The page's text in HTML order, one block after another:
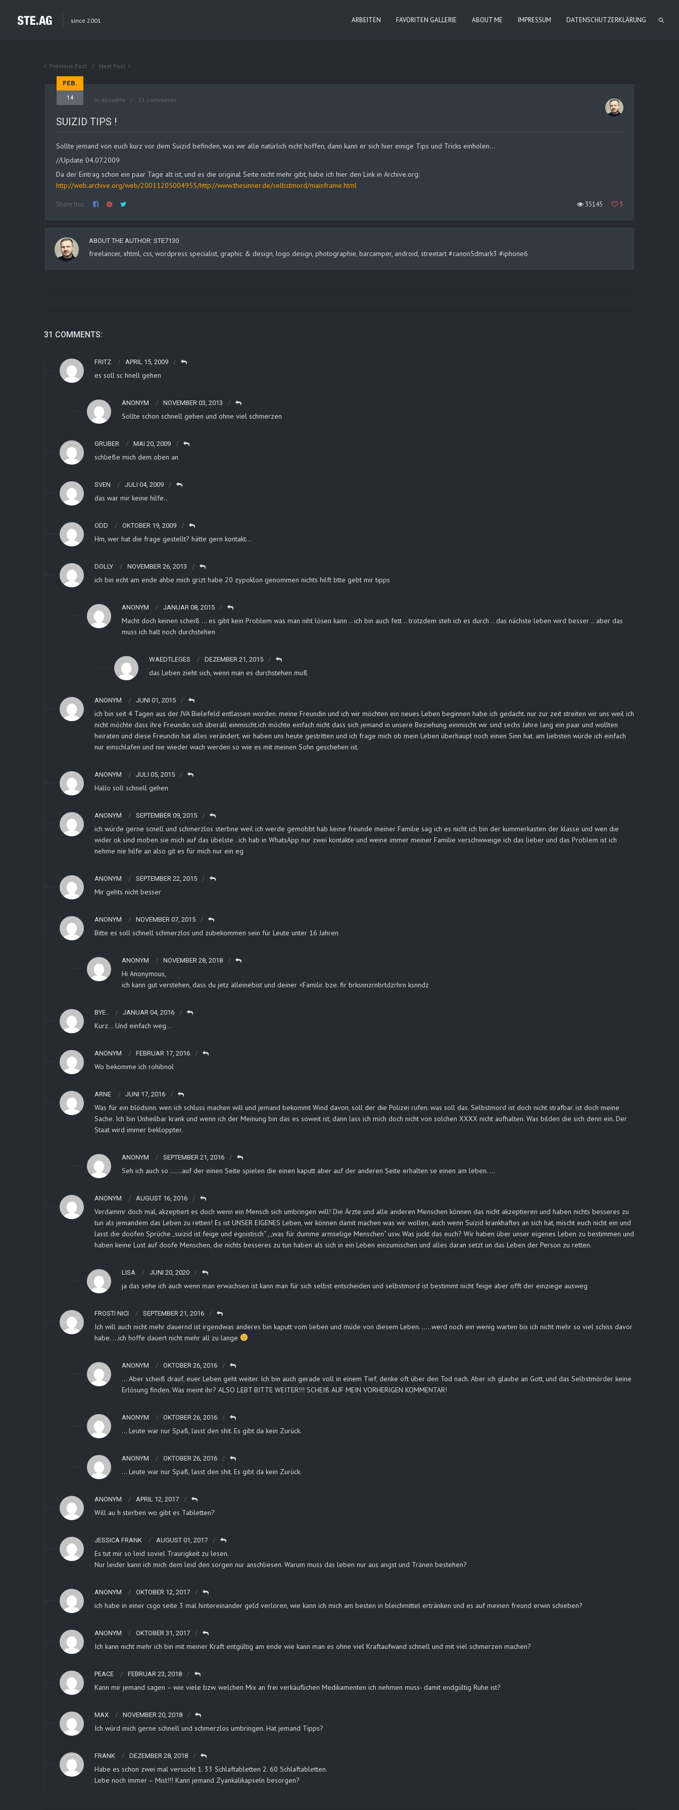
since 2001 ARBEITEN FAVORITEN GALLERIE ABOUT ME IMPRESSUM DATENSCHUTZERKLÄRUNG
Previous Post Next Post
FEB.
14 in AboutMe 31 comments
SUIZID TIPS !
Sollte jemand von euch kurz vor dem Suizid befinden, was wir alle natürlich nicht hoffen, dann kann er sich hier einige Tips und Tricks einholen…
//Update 04.07.2009
Da der Eintrag schon ein paar Tage alt ist, und es die original Seite nicht mehr gibt, habe ich hier den Link in Archive.org:
http://web.archive.org/web/20011205004955/http://www.thesinner.de/selbstmord/mainframe.html
Share this: 35145 3
ABOUT THE AUTHOR: STE7130
freelancer, xhtml, css, wordpress specialist, graphic & design, logo design, photographie, barcamper, android, streetart #canon5dmark3 #iphone6
31 COMMENTS:
FRITZ APRIL 15, 2009
es soll sc hnell gehen
ANONYM NOVEMBER 03, 2013
Sollte schon schnell gehen und ohne viel schmerzen
GRUBER MAI 20, 2009
schließe mich dem oben an
SVEN JULI 04, 2009
das war mir keine hilfe..
ODD OKTOBER 19, 2009
Hm, wer hat die frage gestellt? hätte gern kontakt…
DOLLY NOVEMBER 26, 2013
ich bin echt am ende ahbe mich grizt habe 20 zypoklon genommen nichts hilft btte gebt mir tipps
ANONYM JANUAR 08, 2015
Macht doch keinen scheiß … es gibt kein Problem was man niht lösen kann .. ich bin auch fett .. trotzdem steh ich es durch .. das nächste leben wird besser .. aber das
muss ich halt noch durchstehen
WAEDTLEGES DEZEMBER 21, 2015
das Leben zieht sich, wenn man es durchstehen muß
ANONYM JUNI 01, 2015
ich bin seit 4 Tagen aus der JVA Bielefeld entlassen worden. meine Freundin und ich wir möchten ein neues Leben beginnen habe ich gedacht. nur zur zeit streiten wir uns weil ich
nicht möchte dass ihre Freundin sich überall einmischt.ich möchte einfach nicht dass sich jemand in unsere Beziehung einmischt wir sind sechs Jahre lang ein paar und wollten
heiraten und diese Freundin hat alles verändert. wir haben uns heute gestritten und ich frage mich ob mein Leben überhaupt noch einen Sinn hat. am liebsten würde ich einfach
nur einschlafen und nie wieder wach werden so wie es mit meinen Sohn geschehen ist.
ANONYM JULI 05, 2015
Hallo soll schnell gehen
ANONYM SEPTEMBER 09, 2015
ich würde gerne scnell und schmerzlos sterbne weil ich werde gemobbt hab keine freunde meiner Familie sag ich es nicht ich bin der kummerkasten der klasse und wen die
wider ok sind moben sie mich auf das übelste . ich hab in WhatsApp nur zwei kontakte und weine immer meiner Familie verschwweige ich das lieber und das Problem ist ich
nehme nie hilfe an also git es für mich nur ein eg
ANONYM SEPTEMBER 22, 2015
Mir gehts nicht besser
ANONYM NOVEMBER 07, 2015
Bitte es soll schnell schmerzlos und zubekommen sein für Leute unter 16 Jahren
ANONYM NOVEMBER 28, 2018
Hi Anonymous,
ich kann gut verstehen, dass du jetz alleinebist und deiner <Familir. bze. fir brksnnzrnbrtdzrhrn ksnndz
BYE.. JANUAR 04, 2016
Kurz… Und einfach weg…
ANONYM FEBRUAR 17, 2016
Wo bekomme ich rohibnol
ARNE JUNI 17, 2016
Was für ein blödsinn. wen ich schluss machen will und jemand bekommt Wind davon, soll der die Polizei rufen. was soll das. Selbstmord ist doch nicht strafbar. ist doch meine
Sache. Ich bin Unheilbar krank und wenn ich der Meinung bin das es soweit ist, dann lass ich mich doch nicht von solchen XXXX nicht aufhalten. Was bilden die sich denn ein. Der
Staat wird immer bekloppter.
ANONYM SEPTEMBER 21, 2016
Seh ich auch so ……auf der einen Seite spielen die einen kaputt aber auf der anderen Seite erhalten se einen am leben. …
ANONYM AUGUST 16, 2016
Verdammr doch mal, akzeptiert es doch wenn ein Mensch sich umbringen will! Die Ärzte und alle anderen Menschen können das nicht akzeptieren und haben nichts besseres zu
tun als jemandem das Leben zu retten! Es ist UNSER EIGENES Leben, wir können damit machen was wir wollen, auch wenn Suizid krankhaftes an sich hat, mischt euch nicht ein und
lasst die doofen Sprüche „suizid ist feige und egoistisch“ , „was für dumme armselige Menschen“ usw. Was juckt das euch? Wir haben über unser eigenes Leben zu bestimmen und
haben keine Lust auf doofe Menschen, die nichts besseres zu tun haben als sich in ein Leben einzumischen und alles daran setzt un das Leben der Person zu retten.
LISA JUNI 20, 2020
ja das sehe ich auch wenn man erwachsen ist kann man für sich selbst entscheiden und selbstmord ist bestimmt nicht feige aber offt der einziege ausweg
FROSTI NICI SEPTEMBER 21, 2016
Ich will auch nicht mehr dauernd ist irgendwas anderes bin kaputt vom lieben und müde von diesem Leben. …..werd noch ein wenig warten bis ich nicht mehr so viel schiss davor
habe. …ich hoffe dauert nicht mehr all zu lange
ANONYM OKTOBER 26, 2016
… Aber scheiß drauf, euer Leben geht weiter. Ich bin auch gerade voll in einem Tief, denke oft über den Tod nach. Aber ich glaube an Gott, und das Selbstmörder keine
Erlösung finden. Was meint ihr? ALSO LEBT BITTE WEITER!!! SCHEIß AUF MEIN VORHERIGEN KOMMENTAR!
ANONYM OKTOBER 26, 2016
… Leute war nur Spaß, lasst den shit. Es gibt da kein Zurück.
ANONYM OKTOBER 26, 2016
… Leute war nur Spaß, lasst den shit. Es gibt da kein Zurück.
ANONYM APRIL 12, 2017
Will au h sterben wo gibt es Tabletten?
JESSICA FRANK AUGUST 01, 2017
Es tut mir so leid soviel Traurigkeit zu lesen.
Nur leider kann ich mich dem leid den sorgen nur anschliesen. Warum muss das leben nur aus angst und Tränen bestehen?
ANONYM OKTOBER 12, 2017
ich habe in einer csgo seite 3 mal hintereinander geld verloren, wie kann ich mich am besten in bleichmittel ertränken und es auf meinen freund erwin schieben?
ANONYM OKTOBER 31, 2017
Ich kann nicht mehr ich bin mit meiner Kraft entgültig am ende wie kann man es ohne viel Kraftaufwand schnell und mit viel schmerzen machen?
PEACE FEBRUAR 23, 2018
Kann mir jemand sagen – wie viele bzw. welchen Mix an frei verkäuflichen Medikamenten ich nehmen muss- damit endgültig Ruhe ist?
MAX NOVEMBER 20, 2018
Ich würd mich gerne schnell und schmerzlos umbringen. Hat jemand Tipps?
FRANK DEZEMBER 28, 2018
Habe es schon zwei mal versucht 1. 33 Schlaftabletten 2. 60 Schlaftabletten.
Lebe noch immer – Mist!!! Kann jemand Zyankalikapseln besorgen?